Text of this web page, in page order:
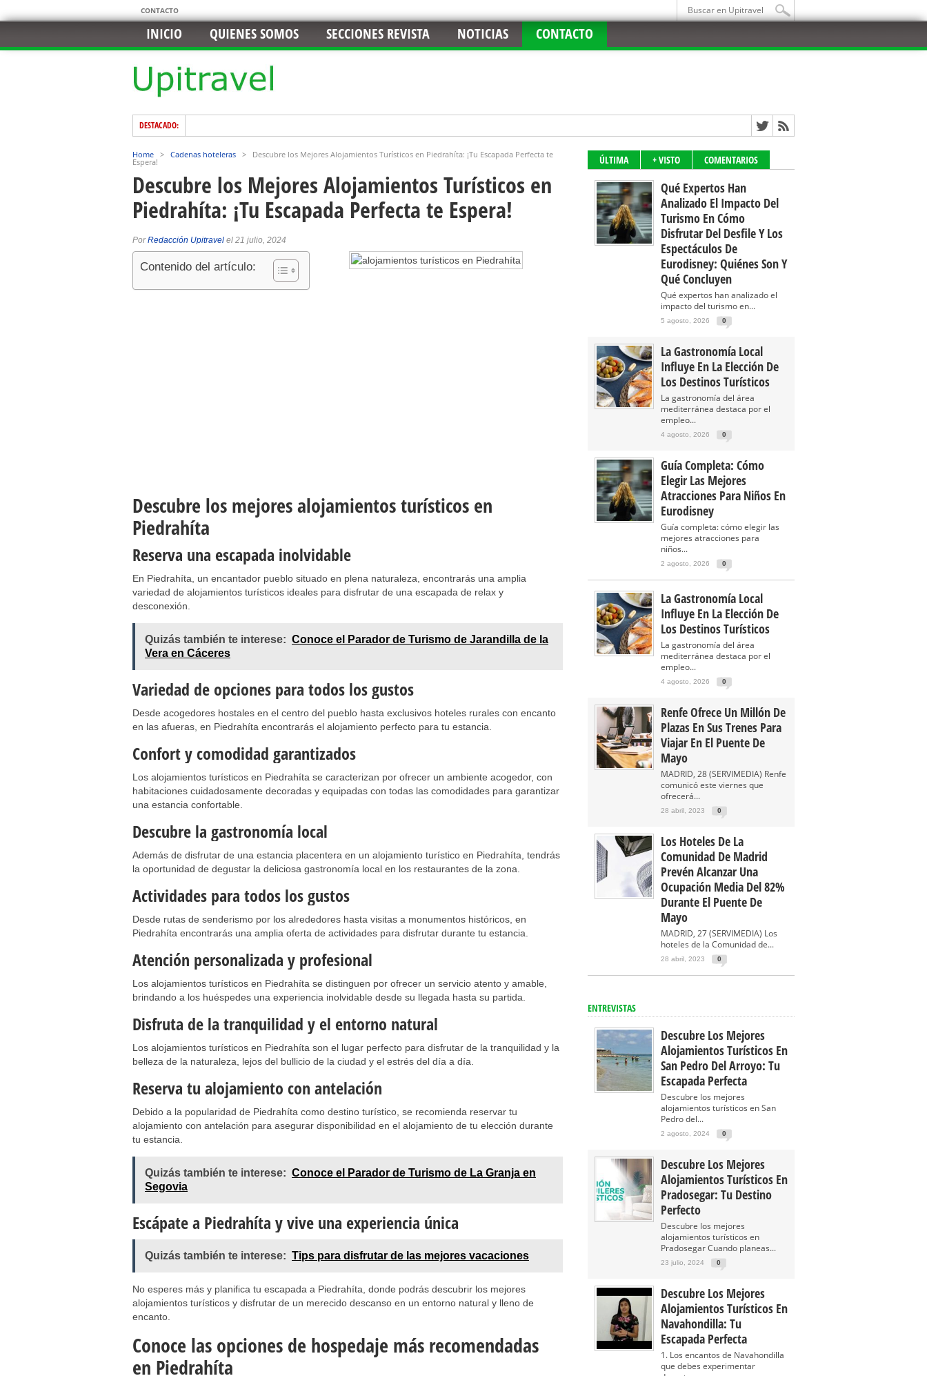
CONTACTO
INICIO QUIENES SOMOS SECCIONES REVISTA NOTICIAS CONTACTO
DESTACADO:
Home > Cadenas hoteleras > Descubre los Mejores Alojamientos Turísticos en Piedrahíta: ¡Tu Escapada Perfecta te
Espera!
Descubre los Mejores Alojamientos Turísticos en
Piedrahíta: ¡Tu Escapada Perfecta te Espera!
PorRedacción Upitravel el 21 julio, 2024
Contenido del artículo:
Descubre los mejores alojamientos turísticos en
Piedrahíta
Reserva una escapada inolvidable
En Piedrahíta, un encantador pueblo situado en plena naturaleza, encontrarás una amplia
variedad de alojamientos turísticos ideales para disfrutar de una escapada de relax y
desconexión.
Quizás también te interese: Conoce el Parador de Turismo de Jarandilla de la
Vera en Cáceres
Variedad de opciones para todos los gustos
Desde acogedores hostales en el centro del pueblo hasta exclusivos hoteles rurales con encanto
en las afueras, en Piedrahíta encontrarás el alojamiento perfecto para tu estancia.
Confort y comodidad garantizados
Los alojamientos turísticos en Piedrahíta se caracterizan por ofrecer un ambiente acogedor, con
habitaciones cuidadosamente decoradas y equipadas con todas las comodidades para garantizar
una estancia confortable.
Descubre la gastronomía local
Además de disfrutar de una estancia placentera en un alojamiento turístico en Piedrahíta, tendrás
la oportunidad de degustar la deliciosa gastronomía local en los restaurantes de la zona.
Actividades para todos los gustos
Desde rutas de senderismo por los alrededores hasta visitas a monumentos históricos, en
Piedrahíta encontrarás una amplia oferta de actividades para disfrutar durante tu estancia.
Atención personalizada y profesional
Los alojamientos turísticos en Piedrahíta se distinguen por ofrecer un servicio atento y amable,
brindando a los huéspedes una experiencia inolvidable desde su llegada hasta su partida.
Disfruta de la tranquilidad y el entorno natural
Los alojamientos turísticos en Piedrahíta son el lugar perfecto para disfrutar de la tranquilidad y la
belleza de la naturaleza, lejos del bullicio de la ciudad y el estrés del día a día.
Reserva tu alojamiento con antelación
Debido a la popularidad de Piedrahíta como destino turístico, se recomienda reservar tu
alojamiento con antelación para asegurar disponibilidad en el alojamiento de tu elección durante
tu estancia.
Quizás también te interese: Conoce el Parador de Turismo de La Granja en
Segovia
Escápate a Piedrahíta y vive una experiencia única
Quizás también te interese: Tips para disfrutar de las mejores vacaciones
No esperes más y planifica tu escapada a Piedrahíta, donde podrás descubrir los mejores
alojamientos turísticos y disfrutar de un merecido descanso en un entorno natural y lleno de
encanto.
Conoce las opciones de hospedaje más recomendadas
en Piedrahíta
ÚLTIMA + VISTO COMENTARIOS
Qué Expertos Han
Analizado El Impacto Del
Turismo En Cómo
Disfrutar Del Desfile Y Los
Espectáculos De
Eurodisney: Quiénes Son Y
Qué Concluyen
Qué expertos han analizado el
impacto del turismo en...
5 agosto, 2026 0
La Gastronomía Local
Influye En La Elección De
Los Destinos Turísticos
La gastronomía del área
mediterránea destaca por el
empleo...
4 agosto, 2026 0
Guía Completa: Cómo
Elegir Las Mejores
Atracciones Para Niños En
Eurodisney
Guía completa: cómo elegir las
mejores atracciones para
niños...
2 agosto, 2026 0
La Gastronomía Local
Influye En La Elección De
Los Destinos Turísticos
La gastronomía del área
mediterránea destaca por el
empleo...
4 agosto, 2026 0
Renfe Ofrece Un Millón De
Plazas En Sus Trenes Para
Viajar En El Puente De
Mayo
MADRID, 28 (SERVIMEDIA) Renfe
comunicó este viernes que
ofrecerá...
28 abril, 2023 0
Los Hoteles De La
Comunidad De Madrid
Prevén Alcanzar Una
Ocupación Media Del 82%
Durante El Puente De
Mayo
MADRID, 27 (SERVIMEDIA) Los
hoteles de la Comunidad de...
28 abril, 2023 0
ENTREVISTAS
Descubre Los Mejores
Alojamientos Turísticos En
San Pedro Del Arroyo: Tu
Escapada Perfecta
Descubre los mejores
alojamientos turísticos en San
Pedro del...
2 agosto, 2024 0
Descubre Los Mejores
Alojamientos Turísticos En
Pradosegar: Tu Destino
Perfecto
Descubre los mejores
alojamientos turísticos en
Pradosegar Cuando planeas...
23 julio, 2024 0
Descubre Los Mejores
Alojamientos Turísticos En
Navahondilla: Tu
Escapada Perfecta
1. Los encantos de Navahondilla
que debes experimentar